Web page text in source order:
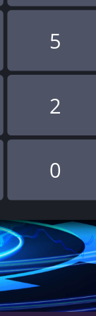
5
2
0